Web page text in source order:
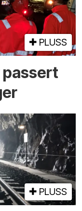
PLUSS
passert
PLUSS